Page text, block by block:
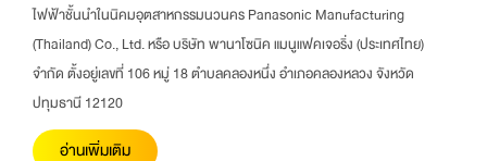
ไฟฟ้าชั้นนำในนิคมอุตสาหกรรมนวนคร Panasonic Manufacturing
(Thailand) Co., Ltd. หรือ บริษัท พานาโซนิค แมนูแฟคเจอริ่ง (ประเทศไทย)
จำกัด ตั้งอยู่เลขที่ 106 หมู่ 18 ตำบลคลองหนึ่ง อำเภอคลองหลวง จังหวัด
ปทุมธานี 12120
อ่านเพิ่มเติม